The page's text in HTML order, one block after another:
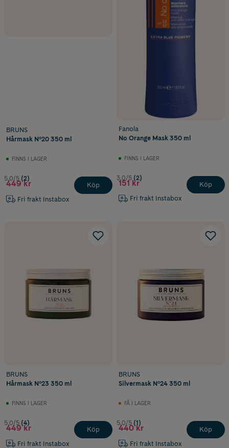
BRUNS
Hårmask Nº20 350 ml
FINNS I LAGER
5.0/5 (2)
449 kr
Fri frakt Instabox
Köp
Fanola
No Orange Mask 350 ml
FINNS I LAGER
3.0/5 (2)
151 kr
Fri frakt Instabox
Köp
BRUNS
Hårmask Nº23 350 ml
FINNS I LAGER
5.0/5 (4)
449 kr
Fri frakt Instabox
Köp
BRUNS
Silvermask Nº24 350 ml
FÅ I LAGER
5.0/5 (1)
440 kr
Fri frakt Instabox
Köp